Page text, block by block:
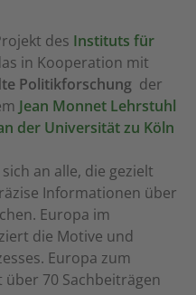
des Instituts für
in Kooperation mit
Politikforschung der
Jean Monnet Lehrstuhl
der Universität zu Köln
an alle, die gezielt
Informationen über
Europa im
die Motive und
Europa zum
70 Sachbeiträgen